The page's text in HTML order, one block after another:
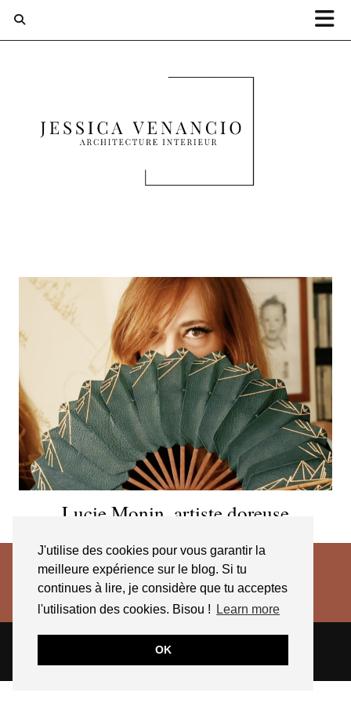
J'utilise des cookies pour vous garantir la
meilleure expérience sur le blog. Si tu
continues à lire, je considère que tu acceptes
l'utilisation des cookies. Bisou !
Learn more
OK
Lucie Monin, artiste doreuse
THEME CREATED BYpipdig